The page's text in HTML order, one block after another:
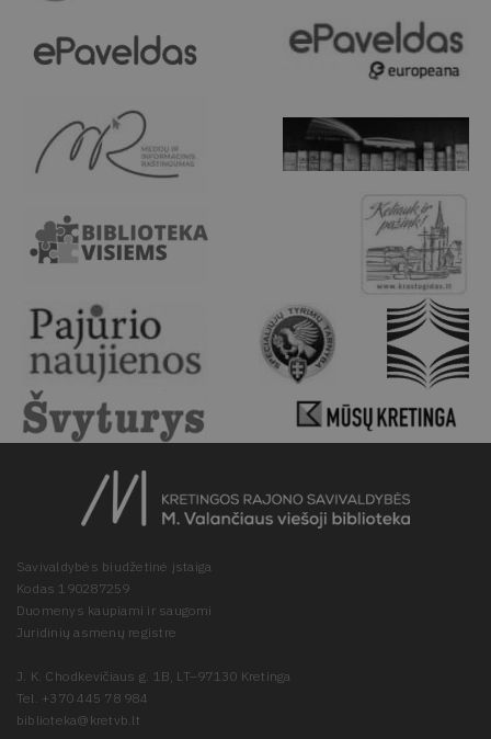
Savivaldybės biudžetinė įstaiga
Kodas 190287259
Duomenys kaupiami ir saugomi
Juridinių asmenų registre
J. K. Chodkevičiaus g. 1B, LT–97130 Kretinga
Tel. +370 445 78 984
biblioteka@kretvb.lt